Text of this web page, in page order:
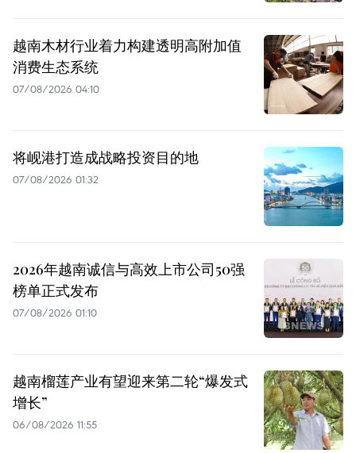
越南木材行业着力构建透明高附加值
消费生态系统
07/08/2026 04:10
将岘港打造成战略投资目的地
07/08/2026 01:32
2026年越南诚信与高效上市公司50强
榜单正式发布
07/08/2026 01:10
越南榴莲产业有望迎来第二轮“爆发式
增长”
06/08/2026 11:55